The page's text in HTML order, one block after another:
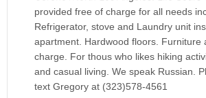
provided free of charge for all needs
Refrigerator, stove and Laundry unit
apartment. Hardwood floors. Furniture
charge. For thous who likes hiking
and casual living. We speak Russian.
text Gregory at (323)578-4561